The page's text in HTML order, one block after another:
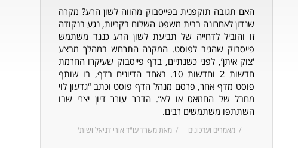
האם תגובה תוקפנית בפייסבוק מהווה לשון הרע? מקרה
שנדון לאחרונה בבית משפט השלום בקריות, נגע בנקודה
זו והוביל לדחייה של תביעת לשון הרע כנגד משתמש
פייסבוק שהגיב לפוסט. המקרה התרחש במהלך מבצע
‘צוק איתן’, לפני כשנתיים, בדף פייסבוק שעיקרו החרמת
חדשות 2 וחדשות 10. באחד הדיונים בדף, בו שותף
פוסט מדף אחר, פרסם מנהל הדף פוסט וכתב “גדעון לוי
מחבל של החמאס או לא”. הדבר עורר דיון יצרי שבו
השתתפו משתמשים רבים.
מאמרים ועדכונים מאת משרד עו"ד אורי דניאל ושות'